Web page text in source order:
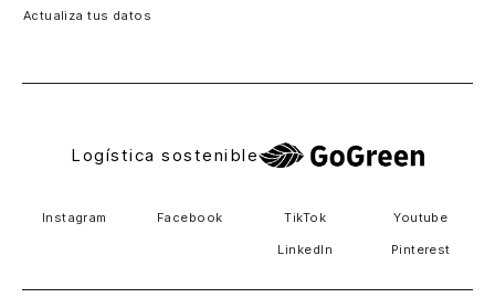
Actualiza tus datos
Logística sostenible
Instagram Facebook TikTok Youtube
LinkedIn Pinterest